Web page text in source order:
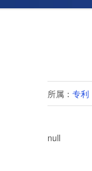
所属： 专利
null